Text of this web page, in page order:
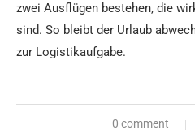
zwei Ausflügen bestehen, die
sind. So bleibt der Urlaub
zur Logistikaufgabe.
0 comment